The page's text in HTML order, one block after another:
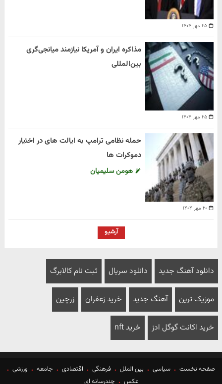
۲۵ مهر ۱۴۰۴
۲۵ مهر ۱۴۰۴
مذاکره ایران و آمریکا نیازمند میانجی‌گری
بین‌المللی
۲۰ مهر ۱۴۰۴
حمله نظامی ترامپ به ایالت های در اختیار
دموکرات ها
هومن سلیمیان
آرشیو
دانلود آهنگ جدید دانلود سریال ثبت نام کالابرگ
موزیک ترین آهنگ جدید خرید زعفران زرچین
خرید اکانت گوگل ادز خرید nft
صفحه نخست سیاسی بین الملل فرهنگی اقتصادی جامعه
ورزشی
عکس
چندرسانه ای